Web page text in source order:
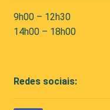
9h00 – 12h30
14h00 – 18h00
Redes sociais: